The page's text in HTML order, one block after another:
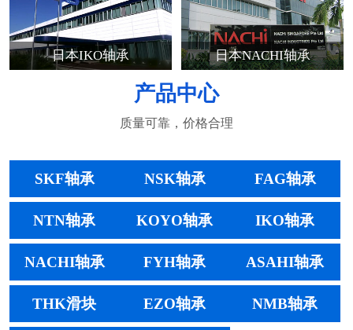
日本IKO轴承 日本NACHI轴承
产品中心
质量可靠，价格合理
SKF轴承 NSK轴承 FAG轴承
NTN轴承 KOYO轴承 IKO轴承
NACHI轴承 FYH轴承 ASAHI轴承
THK滑块 EZO轴承 NMB轴承